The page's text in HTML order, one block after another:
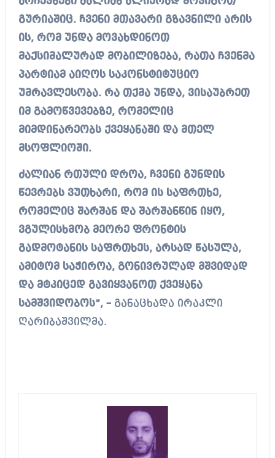
გურიაშიც. ჩვენი მთავარი გზავნილი არის
ის, რომ უნდა მოვახდინოთ
მაქსიმალურად მობილიზება, რათა ჩვენმა
პარტიამ აიღოს საკონსტიტუციო
უმრავლესობა. რა თქმა უნდა, ვისაუბრეთ
იმ გამოწვევებზე, რომელიც
მიმდინარეობს ქვეყანაში და მთელ
მსოფლიოში.
ძალიან რთული დროა, ჩვენი გუნდის
წევრებს ვუთხარი, რომ ის საფრთხე,
რომელიც შარშან და შარშანწინ იყო,
ვგულისხმობ მეორე ფრონტის
გადმოტანის საფრთხეს, არსად წასულა,
ამიტომ საჭიროა, გონივრულად მშვიდად
და მტკიცედ გავიყვანოთ ქვეყანა
სამშვიდობოს”, –განაცხადა ირაკლი
ღარიბაშვილმა.